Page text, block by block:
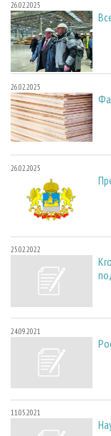
26.02.2025
26.02.2025
26.02.2025
25.02.2022
24.09.2021
11.05.2021